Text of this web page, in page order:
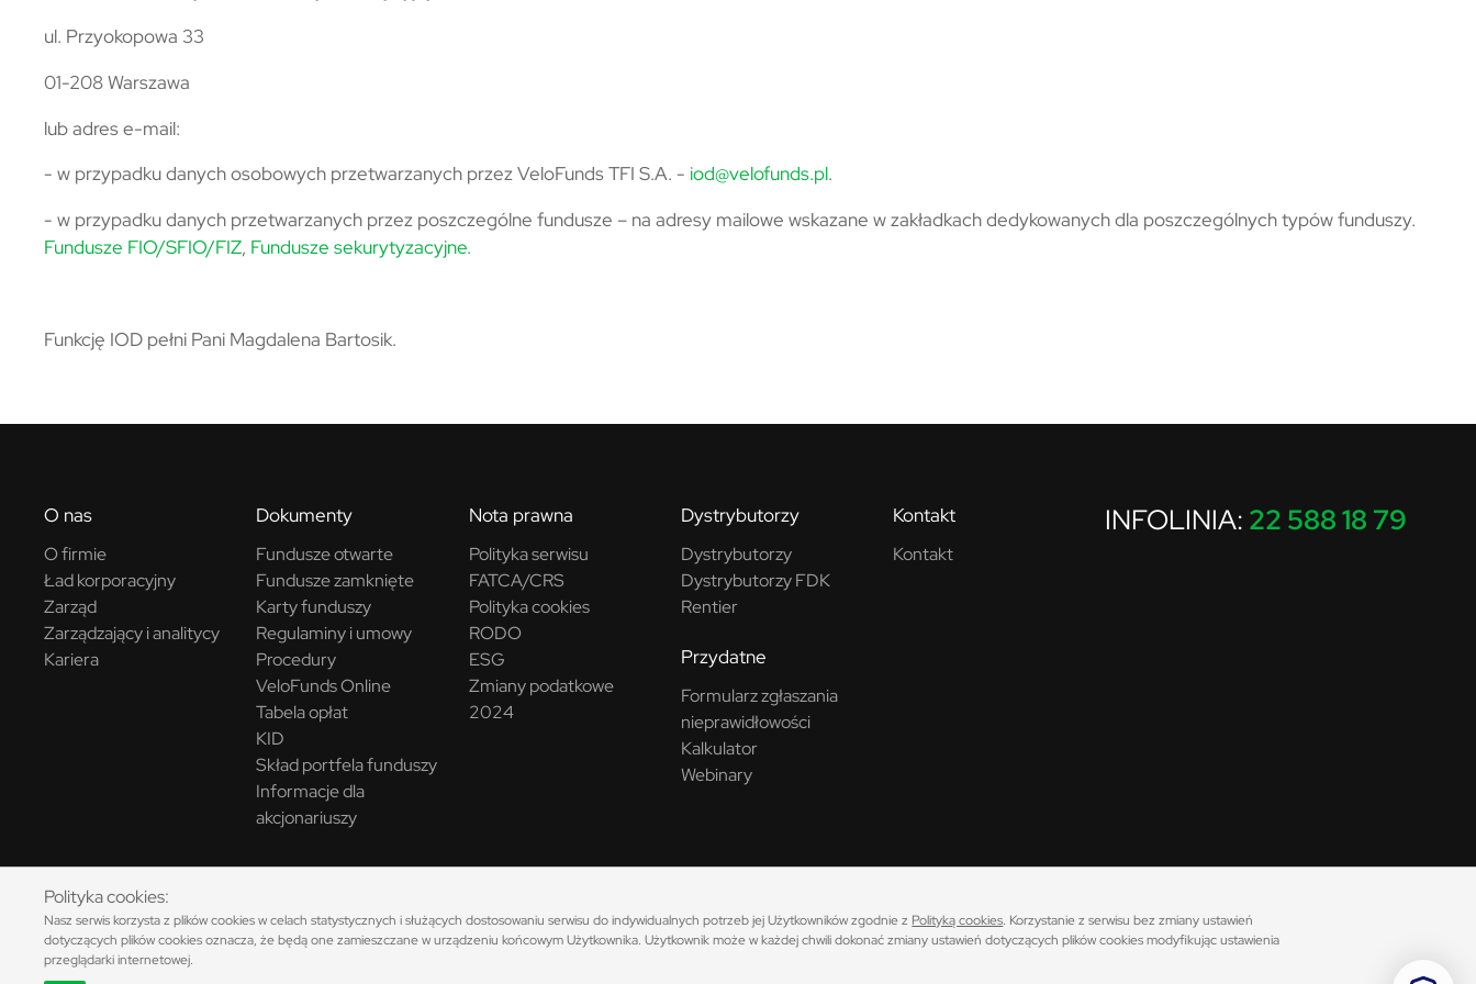
ul. Przyokopowa 33
01-208 Warszawa
lub adres e-mail:
- w przypadku danych osobowych przetwarzanych przez VeloFunds TFI S.A. - iod@velofunds.pl.
- w przypadku danych przetwarzanych przez poszczególne fundusze – na adresy mailowe wskazane w zakładkach dedykowanych dla poszczególnych typów funduszy.
Fundusze FIO/SFIO/FIZ, Fundusze sekurytyzacyjne.
Funkcję IOD pełni Pani Magdalena Bartosik.
O nas
O firmie
Ład korporacyjny
Zarząd
Zarządzający i analitycy
Kariera
Dokumenty
Fundusze otwarte
Fundusze zamknięte
Karty funduszy
Regulaminy i umowy
Procedury
VeloFunds Online
Tabela opłat
KID
Skład portfela funduszy
Informacje dla
akcjonariuszy
Nota prawna
Polityka serwisu
FATCA/CRS
Polityka cookies
RODO
ESG
Zmiany podatkowe
2024
Dystrybutorzy
Dystrybutorzy
Dystrybutorzy FDK
Rentier
Przydatne
Formularz zgłaszania
nieprawidłowości
Kalkulator
Webinary
Kontakt
Kontakt
INFOLINIA: 22 588 18 79
Przedstawione informacje finansowe są wynikiem inwestycyjnym osiągniętym w konkretnym okresie historycznym (zaprezentowanym w tabeli) i nie stanowią gwarancji osiągnięcia podobnych wyników w przyszłości. Fundusze inwestycyjne nie
gwarantują realizacji celów inwestycyjnych, ani uzyskania określonych wyników inwestycyjnych. Uczestnicy funduszy muszą się liczyć z możliwością utraty co najmniej części wpłaconych środków. Przed podjęciem decyzji inwestycyjnej Klient
zobowiązany jest zapoznać się z treścią Prospektu Informacyjnego oraz dokumentem zawierającym kluczowe informacje dla Inwestora (KID). Pełna treśćnoty prawnej.
Polityka cookies:
Nasz serwis korzysta z plików cookies w celach statystycznych i służących dostosowaniu serwisu do indywidualnych potrzeb jej Użytkowników zgodnie z Polityką cookies. Korzystanie z serwisu bez zmiany ustawień
dotyczących plików cookies oznacza, że będą one zamieszczane w urządzeniu końcowym Użytkownika. Użytkownik może w każdej chwili dokonać zmiany ustawień dotyczących plików cookies modyfikując ustawienia
przeglądarki internetowej.